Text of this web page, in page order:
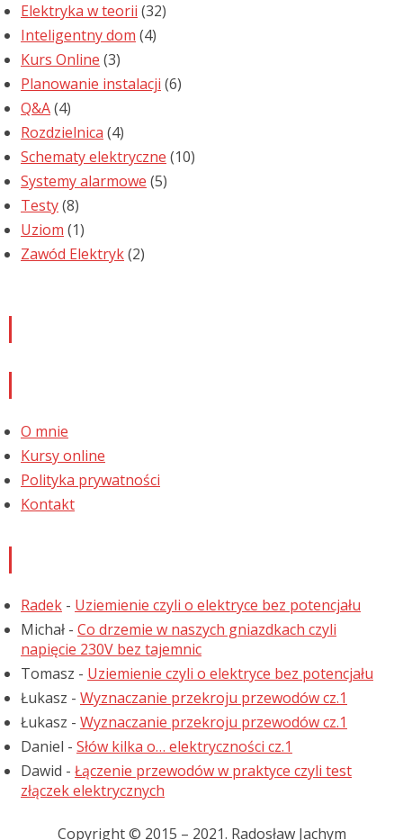
Elektryka w teorii (32)
Inteligentny dom (4)
Kurs Online (3)
Planowanie instalacji (6)
Q&A(4)
Rozdzielnica (4)
Schematy elektryczne (10)
Systemy alarmowe (5)
Testy(8)
Uziom (1)
Zawód Elektryk(2)
O mnie
Kursy online
Polityka prywatności
Kontakt
Radek - Uziemienie czyli o elektryce bez potencjału
Michał - Co drzemie w naszych gniazdkach czyli
napięcie 230V bez tajemnic
Tomasz - Uziemienie czyli o elektryce bez potencjału
Łukasz - Wyznaczanie przekroju przewodów cz.1
Łukasz - Wyznaczanie przekroju przewodów cz.1
Daniel - Słów kilka o… elektryczności cz.1
Dawid - Łączenie przewodów w praktyce czyli test
złączek elektrycznych
Copyright © 2015 – 2021. Radosław Jachym